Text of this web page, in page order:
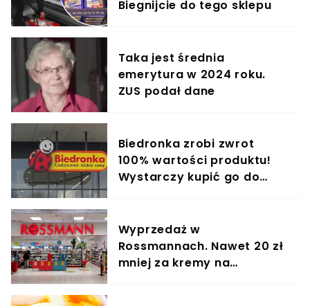
Biegnijcie do tego sklepu
Taka jest średnia
emerytura w 2024 roku.
ZUS podał dane
Biedronka zrobi zwrot
100% wartości produktu!
Wystarczy kupić go do
Wyprzedaż w
Rossmannach. Nawet 20 zł
mniej za kremy na